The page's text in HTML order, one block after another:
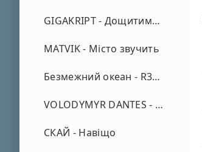
GIGAKRIPT - Дощитиме зима
MATVIK - Місто звучить
Безмежний океан - R3phase
VOLODYMYR DANTES - Просто кохаю (REMIX)
СКАЙ - Навіщо